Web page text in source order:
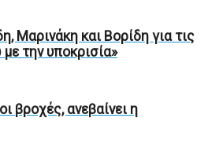
Μαρινάκη και Βορίδη για τις
την υποκρισία»
βροχές, ανεβαίνει η